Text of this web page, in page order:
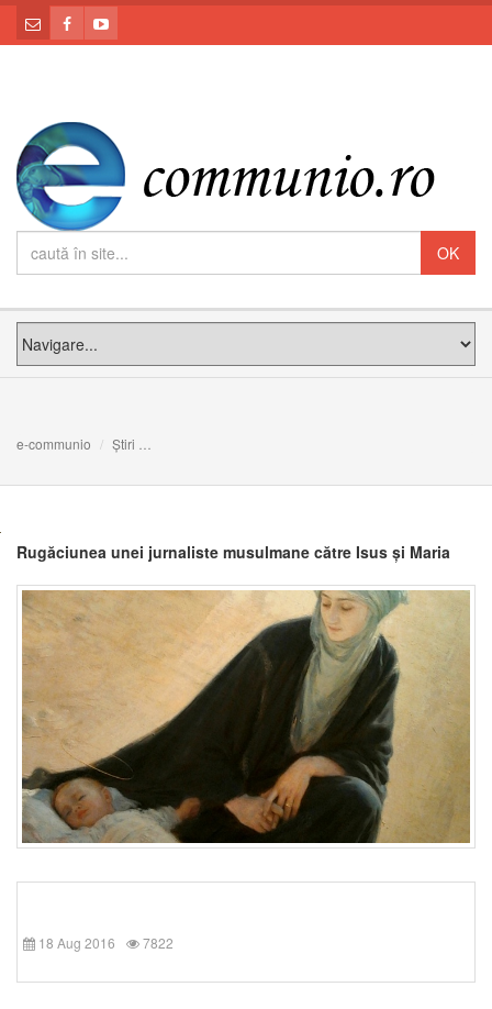
e-communio Știri
Rugăciunea unei jurnaliste musulmane către Isus și Maria
18 Aug 2016 7822